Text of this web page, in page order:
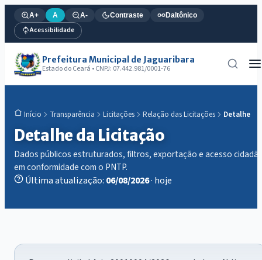
A+ A A- Contraste Daltônico
Acessibilidade
Prefeitura Municipal de Jaguaribara
Estado do Ceará • CNPJ: 07.442.981/0001-76
Início Transparência Licitações Relação das Licitações Detalhe
Detalhe da Licitação
Dados públicos estruturados, filtros, exportação e acesso
em conformidade com o PNTP.
Última atualização: 06/08/2026· hoje